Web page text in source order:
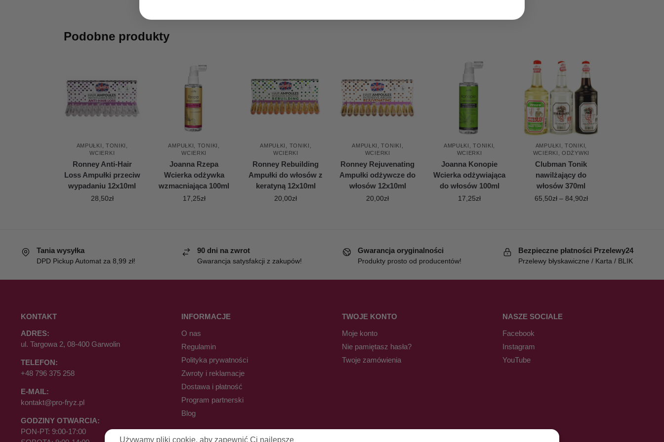
Podobne produkty
AMPUŁKI, TONIKI,
WCIERKI
Ronney Anti-Hair
Loss Ampułki przeciw
wypadaniu 12x10ml
28,50zł
AMPUŁKI, TONIKI,
WCIERKI
Joanna Rzepa
Wcierka odżywka
wzmacniająca 100ml
17,25zł
AMPUŁKI, TONIKI,
WCIERKI
Ronney Rebuilding
Ampułki do włosów z
keratyną 12x10ml
20,00zł
AMPUŁKI, TONIKI,
WCIERKI
Ronney Rejuvenating
Ampułki odżywcze do
włosów 12x10ml
20,00zł
AMPUŁKI, TONIKI,
WCIERKI
Joanna Konopie
Wcierka odżywiająca
do włosów 100ml
17,25zł
AMPUŁKI, TONIKI,
WCIERKI
,ODŻYWKI
Clubman Tonik
nawilżający do
włosów 370ml
65,50zł – 84,90zł
Tania wysyłka
DPD Pickup Automat za 8,99 zł!
90 dni na zwrot
Gwarancja satysfakcji z zakupów!
Gwarancja oryginalności
Produkty prosto od producentów!
Bezpieczne płatności Przelewy24
Przelewy błyskawiczne / Karta / BLIK
KONTAKT
ADRES:
ul. Targowa 2, 08-400 Garwolin
TELEFON:
+48 796 375 258
E-MAIL:
kontakt@pro-fryz.pl
GODZINY OTWARCIA:
PON-PT: 9:00-17:00
INFORMACJE
O nas
Regulamin
Polityka prywatności
Zwroty i reklamacje
Dostawa i płatność
Program partnerski
Blog
TWOJE KONTO
Moje konto
Nie pamiętasz hasła?
Twoje zamówienia
NASZE SOCIALE
Facebook
Instagram
YouTube
Używamy pliki cookie, aby zapewnić Ci najlepsze